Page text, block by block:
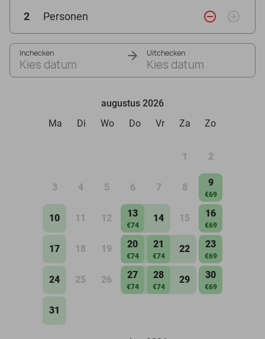
2 Personen remove_circle_outline add_circle_outline
Inchecken
Kies datum
Uitchecken
Kies datum
augustus 2026
Ma
Di Wo Do Vr Za Zo
1 2
3 4 5 6 7 8 9
€69
10 11 12 13
€74
14 15 16
€69
17 18 19 20
€74
21
€74
22 23
€69
24 25 26 27
€74
28
€74
29 30
€69
31